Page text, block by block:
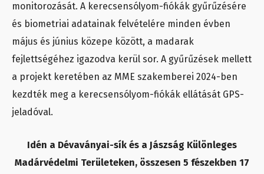
monitorozását. A kerecsensólyom-fiókák gyűrűzésére
és biometriai adatainak felvételére minden évben
május és június közepe között, a madarak
fejlettségéhez igazodva kerül sor. A gyűrűzések mellett
a projekt keretében az MME szakemberei 2024-ben
kezdték meg a kerecsensólyom-fiókák ellátását GPS-
jeladóval.
Idén a Dévaványai-sík és a Jászság Különleges
Madárvédelmi Területeken, összesen 5 fészekben 17